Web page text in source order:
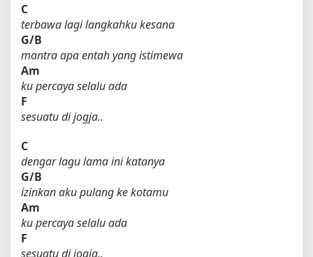
C
terbawa lagi langkahku kesana
G/B
mantra apa entah yang istimewa
Am
ku percaya selalu ada
F
sesuatu di jogja..
C
dengar lagu lama ini katanya
G/B
izinkan aku pulang ke kotamu
Am
ku percaya selalu ada
F
sesuatu di jogja..